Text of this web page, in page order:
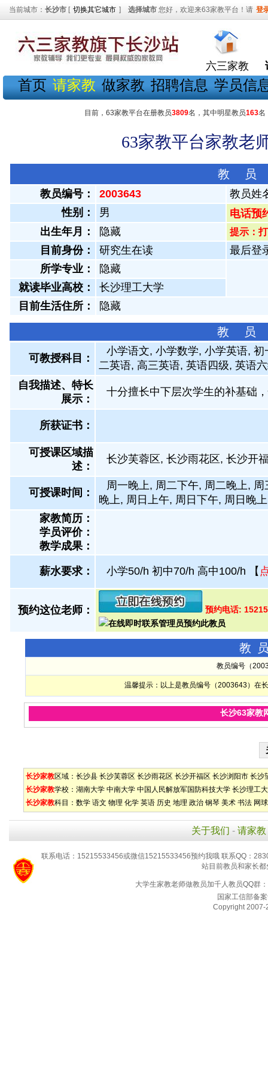
当前城市： 长沙市 [ 切换其它城市 ] 选择城市 您好，欢迎来63家教平台！请 登
六三家教
首页 请家教 做家教 招聘信息 学员信
目前，63家教平台在册教员3809名，其中明星教员163名
63家教平台家教老
教 员
教员编号： 2003643
教员姓
性别：
男
电话预
出生年月：
隐藏 提示：
目前身份： 研究生在读
最后登
所学专业：
隐藏
就读毕业高校：
长沙理工大学
目前生活住所：
隐藏
教 员
可教授科目：
小学语文, 小学数学, 小学英语,
二英语, 高三英语, 英语四级, 英语
自我描述、特长
展示 ：
十分擅长中下层次学生的补基础
所获证书 ：
可授课区域描
述：
长沙芙蓉区, 长沙雨花区, 长沙开
可授课时间：
周一晚上, 周二下午, 周二晚上,
晚上, 周日上午, 周日下午, 周日晚上
家教简历：
学员评价：
教学成果：
薪水要求： 小学50/h 初中70/h 高中100/h 【
预约这位老师： 预约电话:
教
教员编号（
温馨提示：以上是教员编号（2003643）在
长沙63家教
长沙家教区域： 长沙县 长沙芙蓉区 长沙雨花区 长沙开福区 长沙浏阳市 长沙
长沙家教学校： 湖南大学 中南大学 中国人民解放军国防科技大学 长沙理工
长沙家教科目： 数学 语文 物理 化学 英语 历史 地理 政治 钢琴 美术 书法 网球
关于我们 - 请家教
联系电话：15215533456或微信15215533456预约我哦 联系QQ：
站目前教员和家长
大学生家教老师做教员加千人教员QQ群
国家工信部备
Copyright 2007-